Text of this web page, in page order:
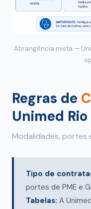
Abrangência mista —
Regras de
Unimed
Modalidades, portes
Tipo de
portes de PME e
Tabelas: A